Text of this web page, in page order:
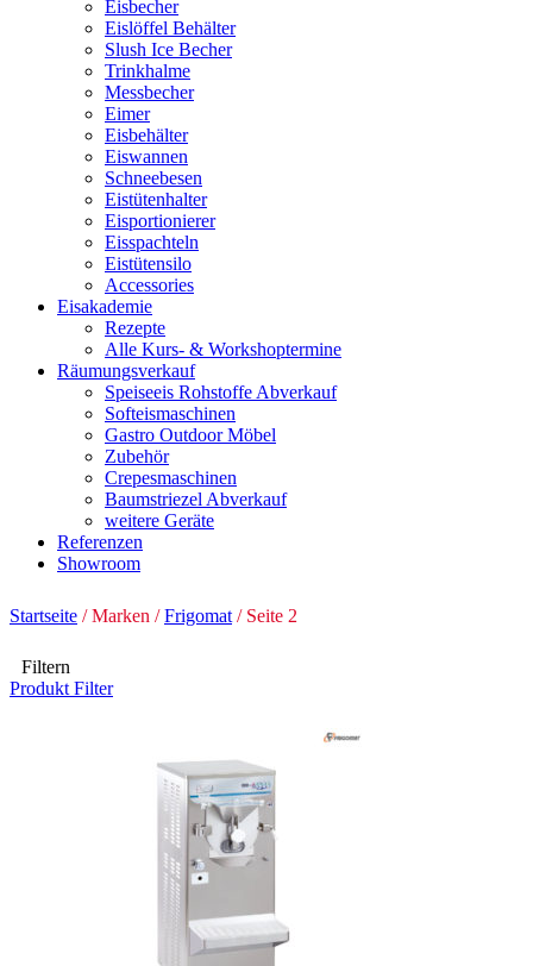
Eisbecher
Eislöffel Behälter
Slush Ice Becher
Trinkhalme
Messbecher
Eimer
Eisbehälter
Eiswannen
Schneebesen
Eistütenhalter
Eisportionierer
Eisspachteln
Eistütensilo
Accessories
Eisakademie
Rezepte
Alle Kurs- & Workshoptermine
Räumungsverkauf
Speiseeis Rohstoffe Abverkauf
Softeismaschinen
Gastro Outdoor Möbel
Zubehör
Crepesmaschinen
Baumstriezel Abverkauf
weitere Geräte
Referenzen
Showroom
Startseite / Marken /Frigomat / Seite 2
Filtern
Produkt Filter